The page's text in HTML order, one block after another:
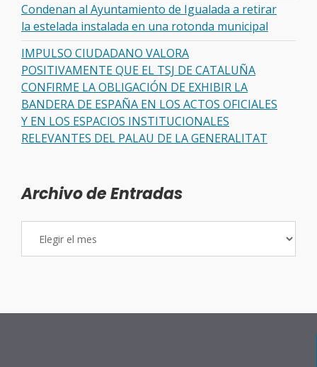
Condenan al Ayuntamiento de Igualada a retirar
la estelada instalada en una rotonda municipal
IMPULSO CIUDADANO VALORA
POSITIVAMENTE QUE EL TSJ DE CATALUÑA
CONFIRME LA OBLIGACIÓN DE EXHIBIR LA
BANDERA DE ESPAÑA EN LOS ACTOS OFICIALES
Y EN LOS ESPACIOS INSTITUCIONALES
RELEVANTES DEL PALAU DE LA GENERALITAT
Archivo de Entradas